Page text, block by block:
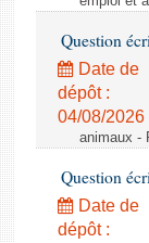
Question
Date de
dépôt :
04/08/2026
animaux -
Question
Date de
dépôt :